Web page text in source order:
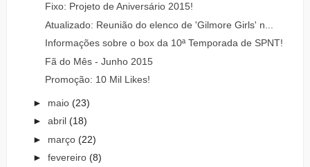
Fixo: Projeto de Aniversário 2015!
Atualizado: Reunião do elenco de 'Gilmore Girls' n...
Informações sobre o box da 10ª Temporada de SPNT!
Fã do Mês - Junho 2015
Promoção: 10 Mil Likes!
► maio (23)
► abril (18)
► março (22)
► fevereiro (8)